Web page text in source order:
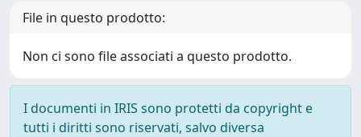
File in questo prodotto:
Non ci sono file associati a questo prodotto.
I documenti in IRIS sono protetti da copyright e
tutti i diritti sono riservati, salvo diversa